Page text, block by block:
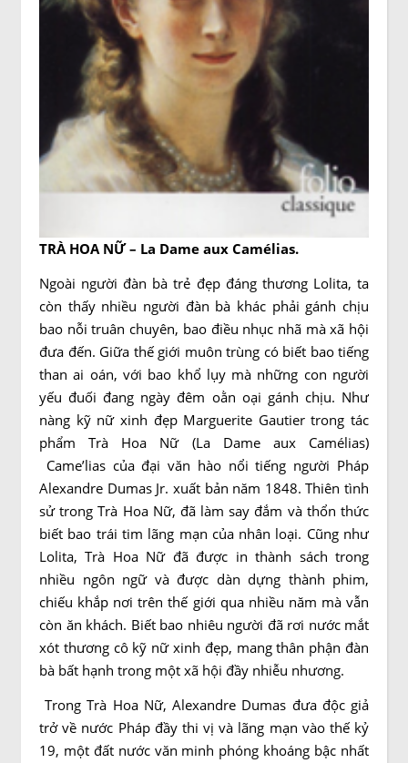
TRÀ HOA NỮ – La Dame aux Camélias.
Ngoài người đàn bà trẻ đẹp đáng thương Lolita, ta
còn thấy nhiều người đàn bà khác phải gánh chịu
bao nỗi truân chuyên, bao điều nhục nhã mà xã hội
đưa đến. Giữa thế giới muôn trùng có biết bao tiếng
than ai oán, với bao khổ lụy mà những con người
yếu đuối đang ngày đêm oằn oại gánh chịu. Như
nàng kỹ nữ xinh đẹp Marguerite Gautier trong tác
phẩm Trà Hoa Nữ (La Dame aux Camélias)
Came’lias của đại văn hào nổi tiếng người Pháp
Alexandre Dumas Jr. xuất bản năm 1848. Thiên tình
sử trong Trà Hoa Nữ, đã làm say đắm và thổn thức
biết bao trái tim lãng mạn của nhân loại. Cũng như
Lolita, Trà Hoa Nữ đã được in thành sách trong
nhiều ngôn ngữ và được dàn dựng thành phim,
chiếu khắp nơi trên thế giới qua nhiều năm mà vẫn
còn ăn khách. Biết bao nhiêu người đã rơi nước mắt
xót thương cô kỹ nữ xinh đẹp, mang thân phận đàn
bà bất hạnh trong một xã hội đầy nhiễu nhương.
Trong Trà Hoa Nữ, Alexandre Dumas đưa độc giả
trở về nước Pháp đầy thi vị và lãng mạn vào thế kỷ
19, một đất nước văn minh phóng khoáng bậc nhất